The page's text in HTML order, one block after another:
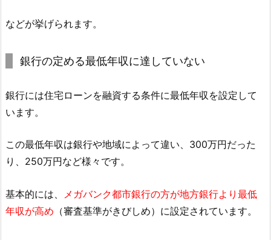
などが挙げられます。
銀行の定める最低年収に達していない
銀行には住宅ローンを融資する条件に最低年収を設定して
います。
この最低年収は銀行や地域によって違い、300万円だった
り、250万円など様々です。
基本的には、
メガバンク都市銀行の方が地方銀行より最低
年収が高め （審査基準がきびしめ）に設定されています。